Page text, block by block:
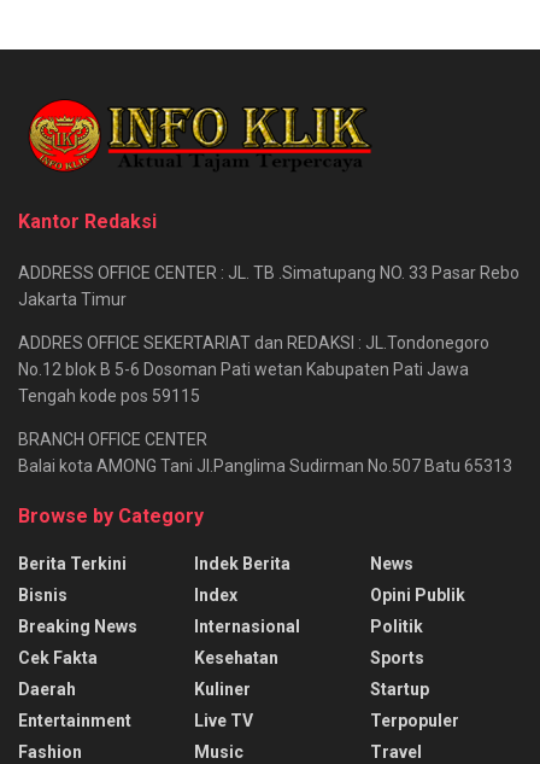
Kantor Redaksi
ADDRESS OFFICE CENTER : JL. TB .Simatupang NO. 33 Pasar Rebo
Jakarta Timur
ADDRES OFFICE SEKERTARIAT dan REDAKSI : JL.Tondonegoro
No.12 blok B 5-6 Dosoman Pati wetan Kabupaten Pati Jawa
Tengah kode pos 59115
BRANCH OFFICE CENTER
Balai kota AMONG Tani Jl.Panglima Sudirman No.507 Batu 65313
Browse by Category
Berita Terkini
Bisnis
Breaking News
Cek Fakta
Daerah
Entertainment
Fashion
Indek Berita
Index
Internasional
Kesehatan
Kuliner
Live TV
Music
News
Opini Publik
Politik
Sports
Startup
Terpopuler
Travel